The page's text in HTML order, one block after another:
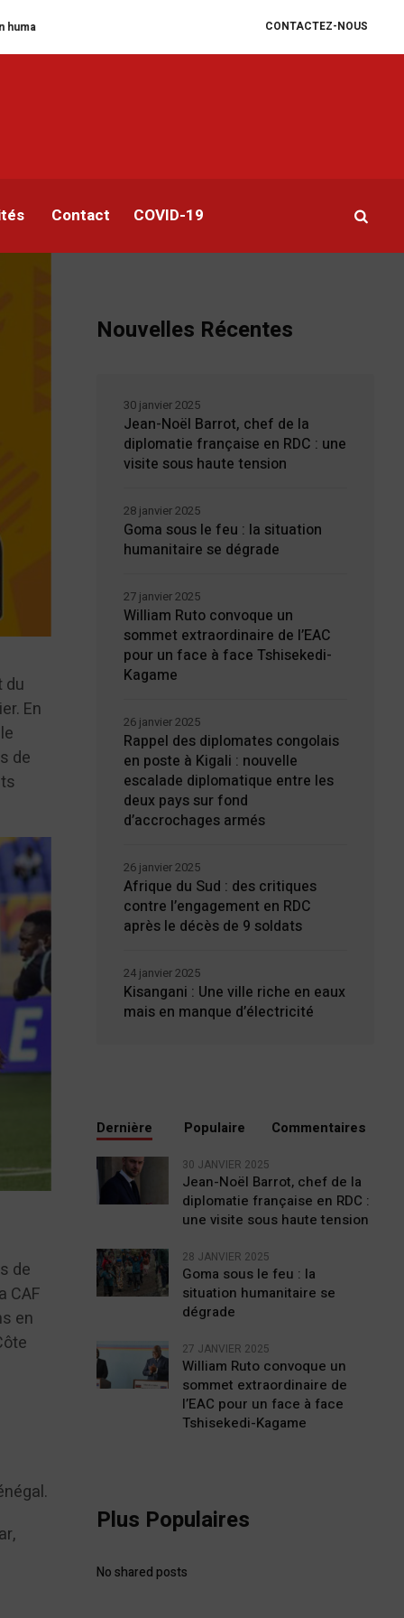
CONTACTEZ-NOUS
William Ruto convoque un sommet extraordinaire de l’EAC pour
Contact COVID-19
du
En
de
de
CAF
en
Nouvelles Récentes
Jean-Noël Barrot, chef de la
diplomatie française en RDC : une
visite sous haute tension
30 janvier 2025
Goma sous le feu : la situation
humanitaire se dégrade
28 janvier 2025
William Ruto convoque un
sommet extraordinaire de l’EAC
pour un face à face Tshisekedi-
Kagame
27 janvier 2025
Rappel des diplomates congolais
en poste à Kigali : nouvelle
escalade diplomatique entre les
deux pays sur fond
d’accrochages armés
26 janvier 2025
Afrique du Sud : des critiques
contre l’engagement en RDC
après le décès de 9 soldats
26 janvier 2025
Kisangani : Une ville riche en eaux
mais en manque d’électricité
24 janvier 2025
Dernière Populaire Commentaires
30 JANVIER 2025
Jean-Noël Barrot, chef de la
diplomatie française en RDC :
une visite sous haute tension
28 JANVIER 2025
Goma sous le feu : la
situation humanitaire se
dégrade
27 JANVIER 2025
William Ruto convoque un
sommet extraordinaire de
l’EAC pour un face à face
Tshisekedi-Kagame
Plus Populaires
No shared posts